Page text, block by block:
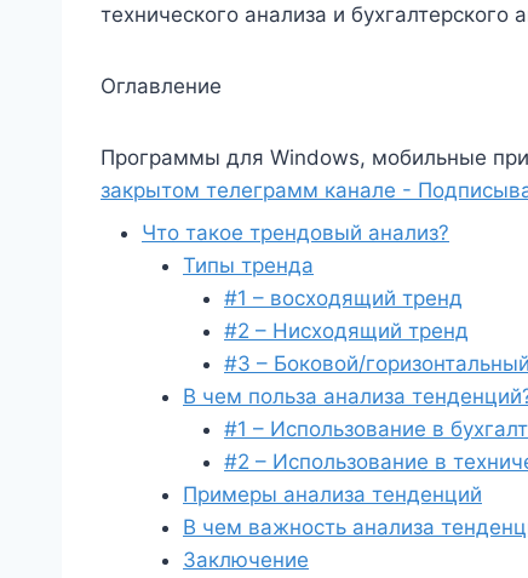
технического анализа и бухгалтерского
Оглавление
Программы для Windows, мобильные
закрытом телеграмм канале -
Что такое трендовый анализ?
Типы тренда
#1 – восходящий тренд
#2 – Нисходящий тренд
#3 – Боковой/
В чем польза анализа
#1 – Использование в
#2 – Использование в
Примеры анализа тенденций
В чем важность анализа
Заключение